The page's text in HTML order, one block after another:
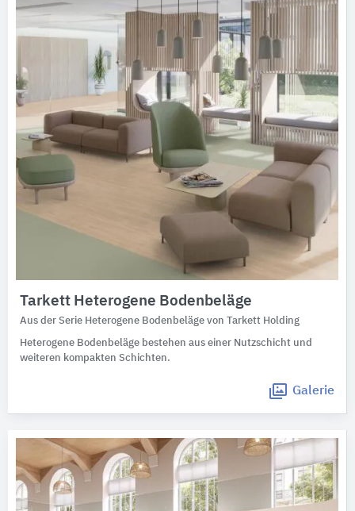
Tarkett Heterogene Bodenbeläge
Aus der Serie Heterogene Bodenbeläge von Tarkett Holding
Heterogene Bodenbeläge bestehen aus einer Nutzschicht und
weiteren kompakten Schichten.
Galerie